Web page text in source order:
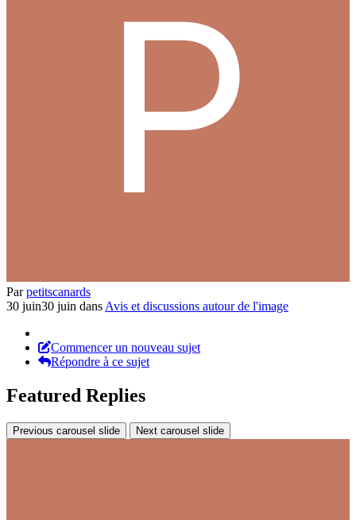
Parpetitscanards
30 juin30 juin dansAvis et discussions autour de l'image
Commencer un nouveau sujet
Répondre à ce sujet
Featured Replies
Previous carousel slide Next carousel slide